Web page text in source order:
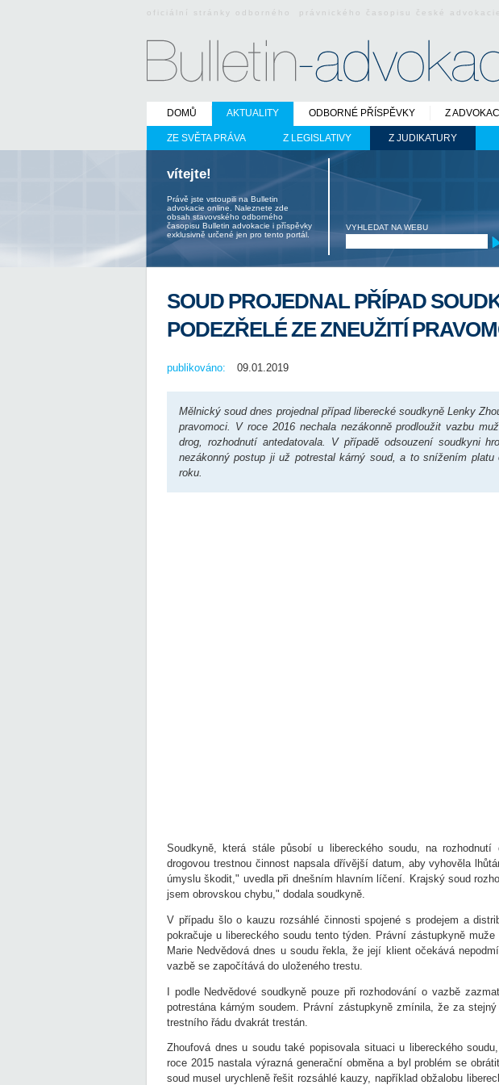
oficiální stránky odborného právnického časopisu české
DOMŮ AKTUALITY
ZE SVĚTA PRÁVA Z LEGISLATIVY Z JUDIKATURY
ODBORNÉ PŘÍSPĚVKY Z
vítejte!
Právě jste vstoupili na Bulletin
advokacie online. Naleznete zde
obsah stavovského odborného
časopisu Bulletin advokacie i příspěvky
exklusivně určené jen pro tento portál.
VYHLEDAT NA WEBU
SOUD PROJEDNAL PŘÍPAD
PODEZŘELÉ ZE ZNEUŽITÍ
publikováno: 09.01.2019
Mělnický soud dnes projednal případ liberecké soudkyně Lenky
pravomoci. V roce 2016 nechala nezákonně prodloužit vazbu
drog, rozhodnutí antedatovala. V případě odsouzení soudkyni
nezákonný postup ji už potrestal kárný soud, a to snížením platu
roku.
Soudkyně, která stále působí u libereckého soudu, na
drogovou trestnou činnost napsala dřívější datum, aby vyhověla
úmyslu škodit," uvedla při dnešním hlavním líčení. Krajský soud
jsem obrovskou chybu," dodala soudkyně.
V případu šlo o kauzu rozsáhlé činnosti spojené s prodejem a
pokračuje u libereckého soudu tento týden. Právní zástupkyně muže
Marie Nedvědová dnes u soudu řekla, že její klient očekává
vazbě se započítává do uloženého trestu.
I podle Nedvědové soudkyně pouze při rozhodování o vazbě
potrestána kárným soudem. Právní zástupkyně zmínila, že za
trestního řádu dvakrát trestán.
Zhoufová dnes u soudu také popisovala situaci u libereckého
roce 2015 nastala výrazná generační obměna a byl problém se
soud musel urychleně řešit rozsáhlé kauzy, například obžalobu